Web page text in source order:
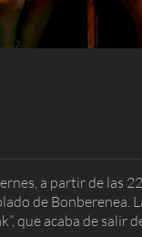
a partir de las
de Bonberenea.
que acaba de salir